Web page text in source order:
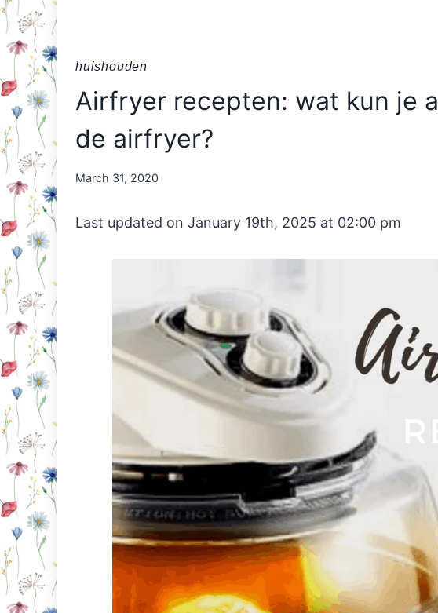
huishouden
Airfryer recepten: wat kun je
de airfryer?
By
March 31, 2020
Last updated on January 19th, 2025 at 02:00 pm